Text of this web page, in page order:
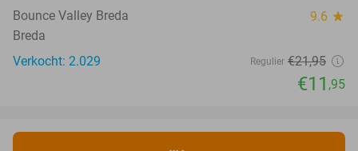
Bounce Valley Breda 9.6 star
Breda
Verkocht: 2.029
Regulier €21,95
€11 ,95